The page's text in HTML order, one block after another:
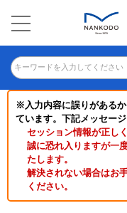
キーワードを入力してください
※入力内容に誤りがある
ています。下記メッセージ
セッション情報が正し
誠に恐れ入りますが一
たします。
解決されない場合はお
ください。